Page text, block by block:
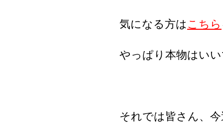
気になる方は こちら
やっぱり本物はい
それでは皆さん、